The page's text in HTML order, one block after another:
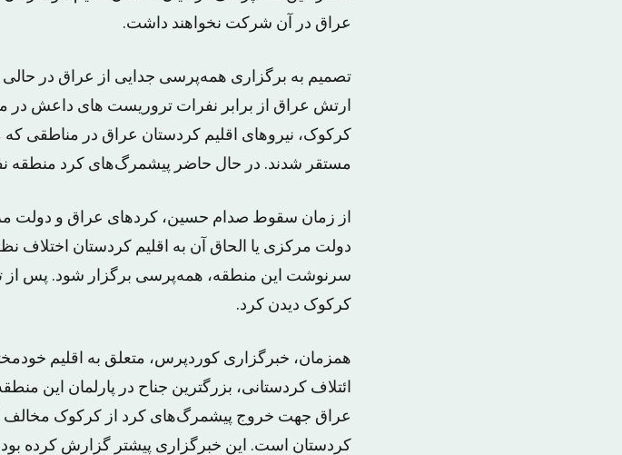
عراق در آن شرکت نخواهند داشت.
تصمیم به برگزاری همه‌پرسی جدایی از عراق در
ارتش عراق از برابر نفرات تروریست های داعش
کرکوک، نیروهای اقلیم کردستان عراق در مناطقی
مستقر شدند. در حال حاضر پیشمرگ‌های کرد منطقه
از زمان سقوط صدام حسین، کردهای عراق و دولت
دولت مرکزی یا الحاق آن به اقلیم کردستان اختلاف
سرنوشت این منطقه، همه‌پرسی برگزار شود. پس از
کرکوک دیدن کرد.
ائتلاف کردستانی، بزرگترین جناح در پارلمان این
عراق جهت خروج پیشمرگ‌های کرد از کرکوک مخالف
کردستان است. این خبرگزاری پیشتر گزارش کرده بود